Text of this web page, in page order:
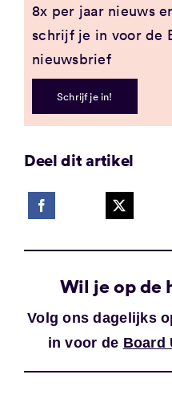
8x per jaar nieuws
schrijf je in voor de
nieuwsbrief
Schrijf je in!
Deel dit artikel
Wil je op de
Volg ons dagelijks
in voor de Board